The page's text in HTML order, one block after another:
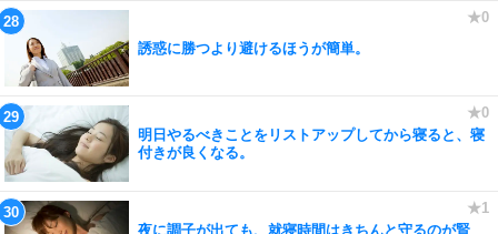
誘惑に勝つより避けるほうが簡単。
明日やるべきことをリストアップしてから寝ると、寝
付きが良くなる。
夜に調子が出ても、就寝時間はきちんと守るのが賢